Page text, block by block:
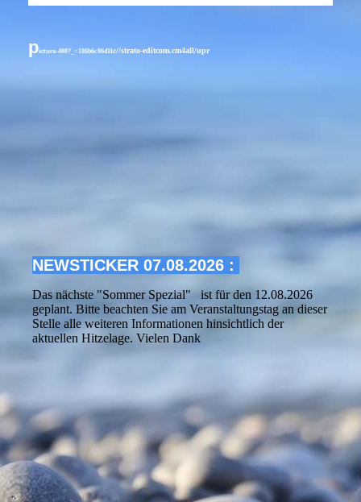
picture-400?_=186b6c86d1b://strato-editcom.cm4all/upr
NEWSTICKER 07.08.2026 :
Das nächste "Sommer Spezial" ist für den 12.08.2026
geplant. Bitte beachten Sie am Veranstaltungstag an dieser
Stelle alle weiteren Informationen hinsichtlich der
aktuellen Hitzelage. Vielen Dank